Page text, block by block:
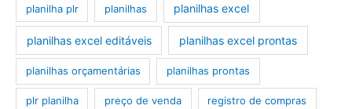
planilha plr planilhas planilhas excel
planilhas excel editáveis planilhas excel prontas
planilhas orçamentárias planilhas prontas
plr planilha preço de venda registro de compras